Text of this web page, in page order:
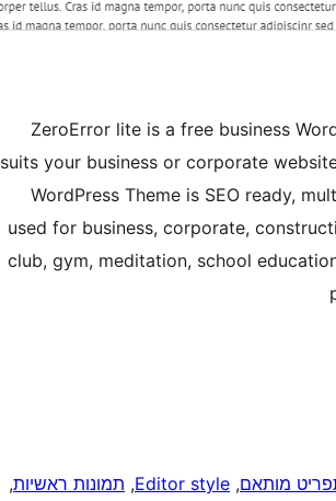
ZeroError lite is a free business
suits your business or corporate
WordPress Theme is SEO ready,
used for business, corporate,
club, gym, meditation, school
מותאם,
Editor style
, תמונות ראשיות,